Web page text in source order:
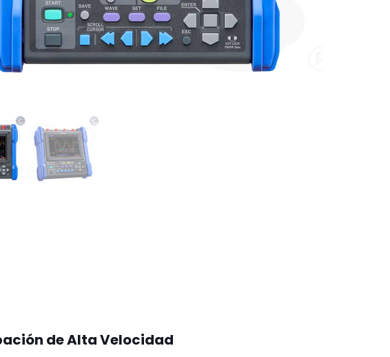
de Alta Velocidad